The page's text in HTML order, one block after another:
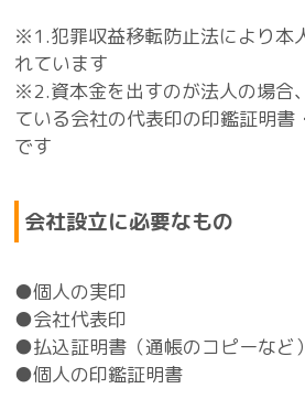
※1.犯罪収益移転防止法により本
れています
※2.資本金を出すのが法人の場合
ている会社の代表印の印鑑証明書
です
会社設立に必要なもの
●個人の実印
●会社代表印
●払込証明書（通帳のコピーなど）
●個人の印鑑証明書